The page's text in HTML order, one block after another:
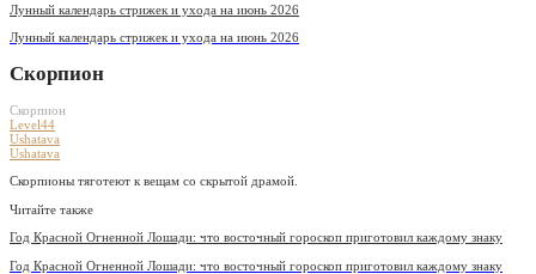
Лунный календарь стрижек и ухода на июнь 2026
Лунный календарь стрижек и ухода на июнь 2026
Скорпион
Скорпион
Level44
Ushatava
Ushatava
Скорпионы тяготеют к вещам со скрытой драмой.
Читайте также
Год Красной Огненной Лошади: что восточный гороскоп приготовил каждому знаку
Год Красной Огненной Лошади: что восточный гороскоп приготовил каждому знаку